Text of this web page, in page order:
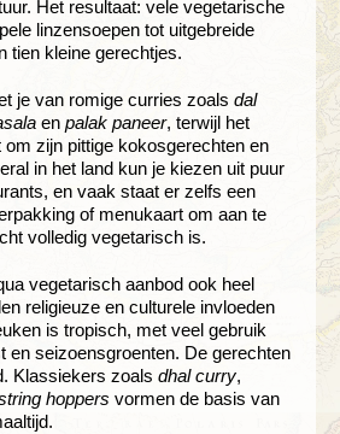
Het resultaat: vele vegetarische
linzensoepen tot uitgebreide
tien kleine gerechtjes.
je van romige curries zoals dal
en palak paneer, terwijl het
zijn pittige kokosgerechten en
in het land kun je kiezen uit puur
en vaak staat er zelfs een
of menukaart om aan te
volledig vegetarisch is.
vegetarisch aanbod ook heel
religieuze en culturele invloeden
is tropisch, met veel gebruik
en seizoensgroenten. De gerechten
Klassiekers zoals dhal curry,
hoppers vormen de basis van